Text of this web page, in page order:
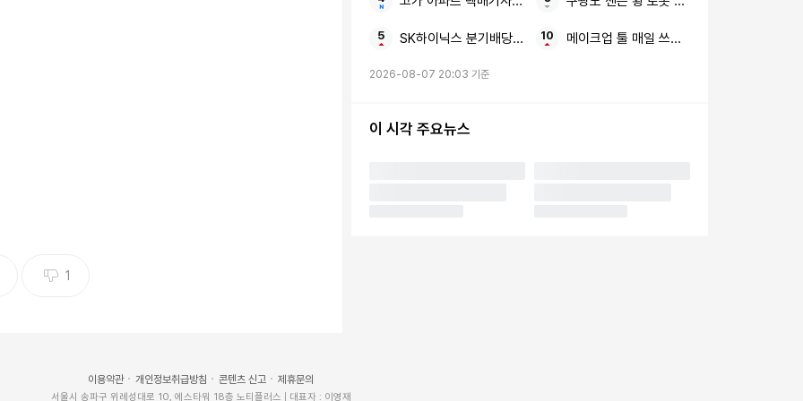
1
SK하이닉스 분기배당 주주환원 메이크업 툴 매일 쓰는 제대로 관리
2026-08-07 20:03 기준
이 시각 주요뉴스
이용약관 개인정보취급방침 콘텐츠 신고 제휴문의
서울시 송파구 위례성대로 10, 에스타워 18층 노티플러스 | 대표자 : 이영재